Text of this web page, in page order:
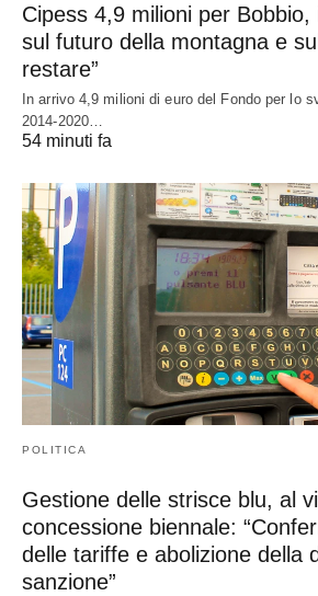
Cipess 4,9 milioni per
sul futuro della montagna e
restare”
In arrivo 4,9 milioni di euro del Fondo per lo
2014-2020…
54 minuti fa
POLITICA
Gestione delle strisce blu, al
concessione biennale:
delle tariffe e abolizione della
sanzione”